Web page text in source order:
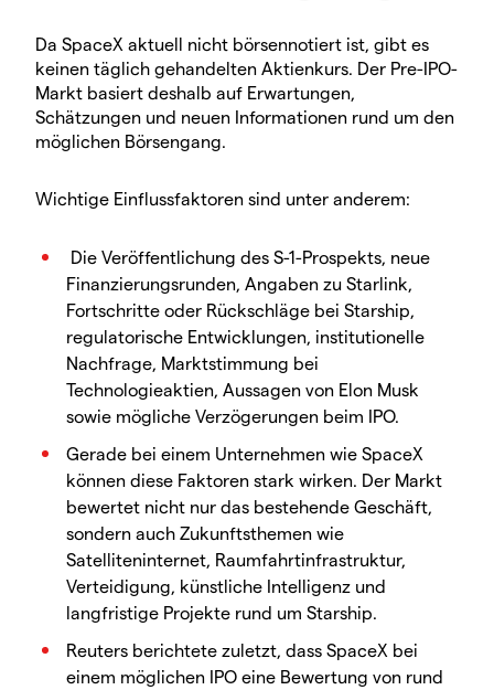
Da SpaceX aktuell nicht börsennotiert ist, gibt es
keinen täglich gehandelten Aktienkurs. Der Pre-IPO-
Markt basiert deshalb auf Erwartungen,
Schätzungen und neuen Informationen rund um den
möglichen Börsengang.
Wichtige Einflussfaktoren sind unter anderem:
Die Veröffentlichung des S-1-Prospekts, neue
Finanzierungsrunden, Angaben zu Starlink,
Fortschritte oder Rückschläge bei Starship,
regulatorische Entwicklungen, institutionelle
Nachfrage, Marktstimmung bei
Technologieaktien, Aussagen von Elon Musk
sowie mögliche Verzögerungen beim IPO.
Gerade bei einem Unternehmen wie SpaceX
können diese Faktoren stark wirken. Der Markt
bewertet nicht nur das bestehende Geschäft,
sondern auch Zukunftsthemen wie
Satelliteninternet, Raumfahrtinfrastruktur,
Verteidigung, künstliche Intelligenz und
langfristige Projekte rund um Starship.
Reuters berichtete zuletzt, dass SpaceX bei
einem möglichen IPO eine Bewertung von rund